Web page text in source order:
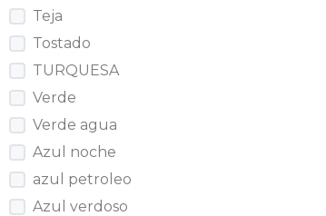
Teja
Tostado
TURQUESA
Verde
Verde agua
Azul noche
azul petroleo
Azul verdoso